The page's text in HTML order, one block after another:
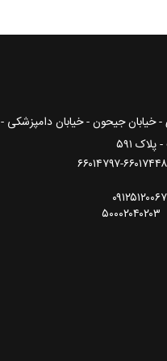
- خیابان جیحون - خیابان دامپزشکی -
۵۹۱
۶۶۰۱۷۴۴۸-۶۶۰۱۴۷۹۷
۰۹۱۲۵۱۲۰۰۶۷
۵۰۰۰۲۰۴۰۲۰۳